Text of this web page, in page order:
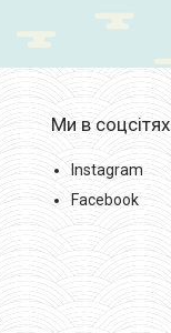
Ми в соцсітях
Instagram
Facebook